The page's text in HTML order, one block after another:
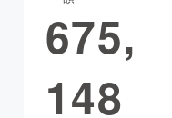
書籍・雑誌
チャレンジ
675,
148